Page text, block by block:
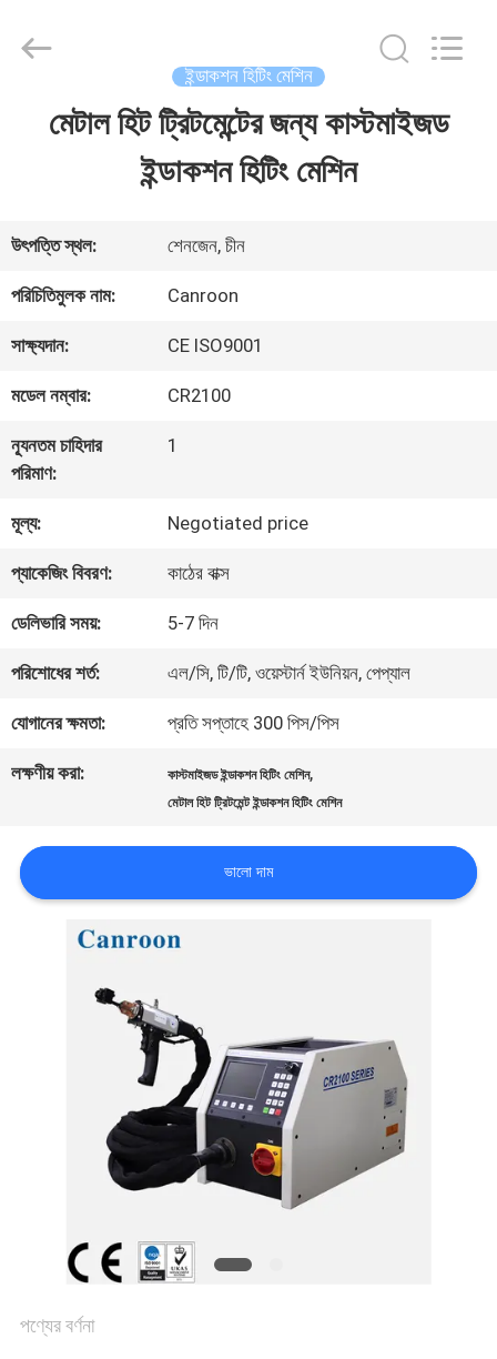
আমাদের
সম্পর্কে
কারখানা
ভ্রমণ
মান
নিয়ন্ত্রণ
আমাদের
সাথে
যোগাযোগ
উদ্ধৃতির
Electrical
Appliances
ইন্ডাকশন হিটিং মেশিন
মেটাল হিট ট্রিটমেন্টের জন্য কাস্টমাইজড
ইন্ডাকশন হিটিং মেশিন
উৎপত্তি স্থল: শেনজেন, চীন
পরিচিতিমুলক নাম: Canroon
সাক্ষ্যদান: CE ISO9001
মডেল নম্বার: CR2100
ন্যূনতম চাহিদার
পরিমাণ:
1
মূল্য: Negotiated price
প্যাকেজিং বিবরণ: কাঠের বাক্স
ডেলিভারি সময়: 5-7 দিন
পরিশোধের শর্ত: এল/সি, টি/টি, ওয়েস্টার্ন ইউনিয়ন, পেপ্যাল
যোগানের ক্ষমতা: প্রতি সপ্তাহে 300 পিস/পিস
লক্ষণীয় করা: কাস্টমাইজড ইন্ডাকশন হিটিং মেশিন,
মেটাল হিট ট্রিটমেন্ট ইন্ডাকশন হিটিং মেশিন
ভালো দাম
পণ্যের বর্ণনা